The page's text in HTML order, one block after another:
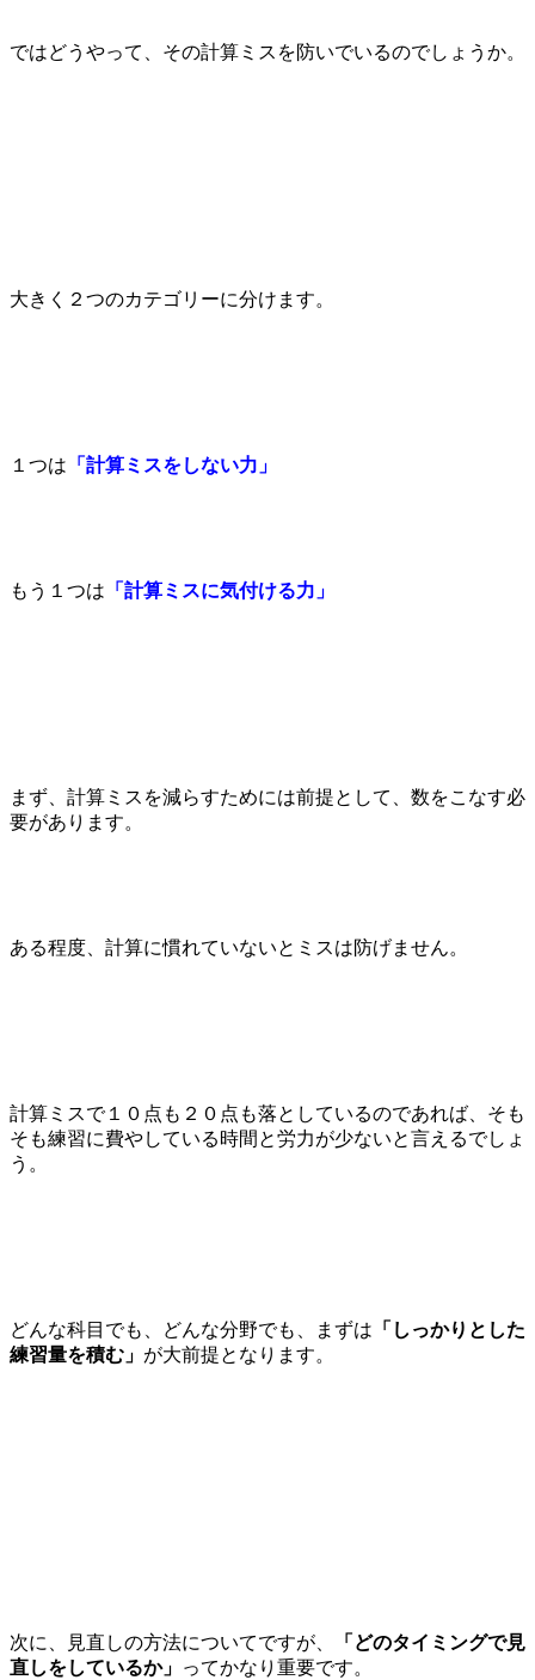
ではどうやって、その計算ミスを防いでいるのでしょうか。
大きく２つのカテゴリーに分けます。
１つは 「計算ミスをしない力」
もう１つは 「計算ミスに気付ける力」
まず、計算ミスを減らすためには前提として、数をこなす必
要があります。
ある程度、計算に慣れていないとミスは防げません。
計算ミスで１０点も２０点も落としているのであれば、そも
そも練習に費やしている時間と労力が少ないと言えるでしょ
う。
どんな科目でも、どんな分野でも、まずは 「しっかりとした
練習量を積む」 が大前提となります。
次に、見直しの方法についてですが、
「どのタイミングで見
直しをしているか」 ってかなり重要です。